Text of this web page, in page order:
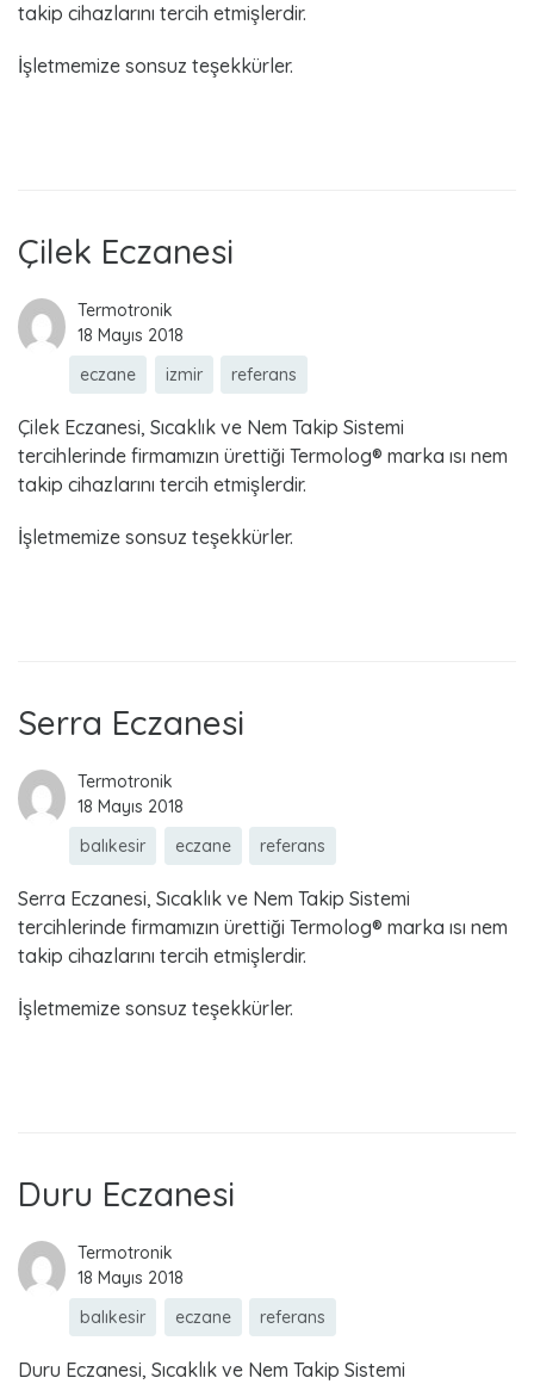
takip cihazlarını tercih etmişlerdir.
İşletmemize sonsuz teşekkürler.
Çilek Eczanesi
Termotronik
18 Mayıs 2018
eczane
izmir referans
Çilek Eczanesi, Sıcaklık ve Nem Takip Sistemi
tercihlerinde firmamızın ürettiği Termolog® marka ısı nem
takip cihazlarını tercih etmişlerdir.
İşletmemize sonsuz teşekkürler.
Serra Eczanesi
Termotronik
18 Mayıs 2018
balıkesir
eczane referans
Serra Eczanesi, Sıcaklık ve Nem Takip Sistemi
tercihlerinde firmamızın ürettiği Termolog® marka ısı nem
takip cihazlarını tercih etmişlerdir.
İşletmemize sonsuz teşekkürler.
Duru Eczanesi
Termotronik
18 Mayıs 2018
balıkesir
eczane referans
Duru Eczanesi, Sıcaklık ve Nem Takip Sistemi